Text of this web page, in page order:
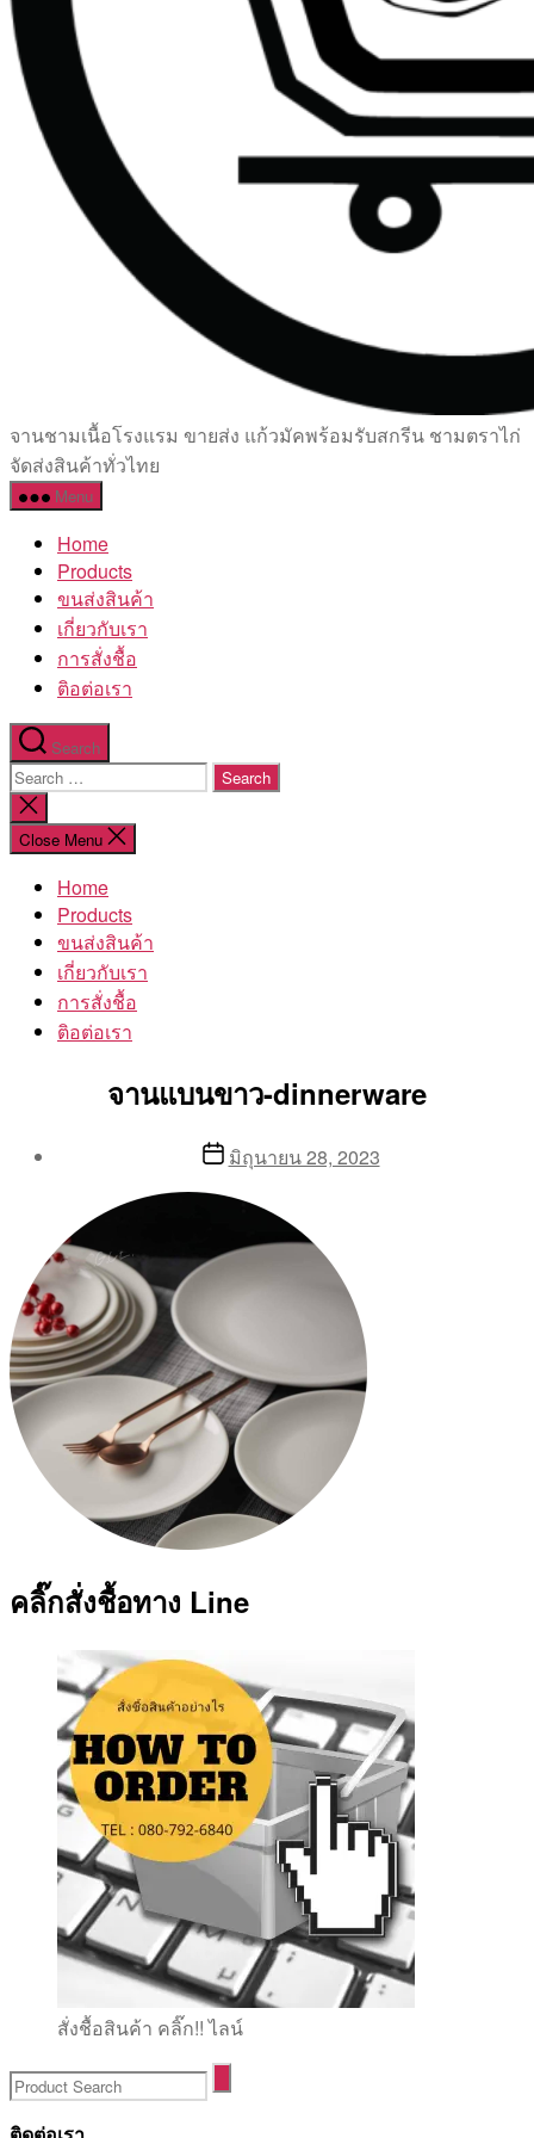
เซรามิค
ครบ
ครัน
โรงงาน
จานชามเนื้อโรงแรม ขายส่ง แก้วมัคพร้อมรับสกรีน ชามตราไก่
จัดส่งสินค้าทั่วไทย
Menu
Home
Products
ขนส่งสินค้า
เกี่ยวกับเรา
การสั่งชื้อ
ติอต่อเรา
Search
Search
for:
Close
search
Close Menu
Home
Products
ขนส่งสินค้า
เกี่ยวกับเรา
การสั่งชื้อ
ติอต่อเรา
จานแบนขาว-dinnerware
Postมิถุนายน 28, 2023
คลิ๊กสั่งชื้อทาง Line
สั่งชื้อสินค้า คลิ๊ก!! ไลน์